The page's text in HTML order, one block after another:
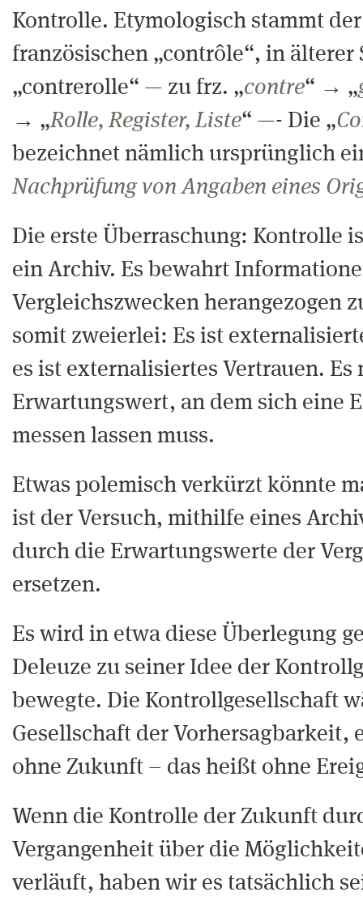
Kontrolle. Etymologisch stammt
französischen „contrôle“, in älterer
„contrerolle“ — zu frz. „contre“ → „
→ „Rolle, Register, Liste“ —- Die „
bezeichnet nämlich ursprünglich
Nachprüfung von Angaben eines
Die erste Überraschung: Kontrolle
ein Archiv. Es bewahrt
Vergleichszwecken herangezogen
somit zweierlei: Es ist
es ist externalisiertes Vertrauen. Es
Erwartungswert, an dem sich eine
messen lassen muss.
Etwas polemisch verkürzt könnte
ist der Versuch, mithilfe eines
durch die Erwartungswerte der
ersetzen.
Es wird in etwa diese Überlegung
Deleuze zu seiner Idee der
bewegte. Die Kontrollgesellschaft
Gesellschaft der Vorhersagbarkeit,
ohne Zukunft – das heißt ohne
Wenn die Kontrolle der Zukunft
Vergangenheit über die
verläuft, haben wir es tatsächlich